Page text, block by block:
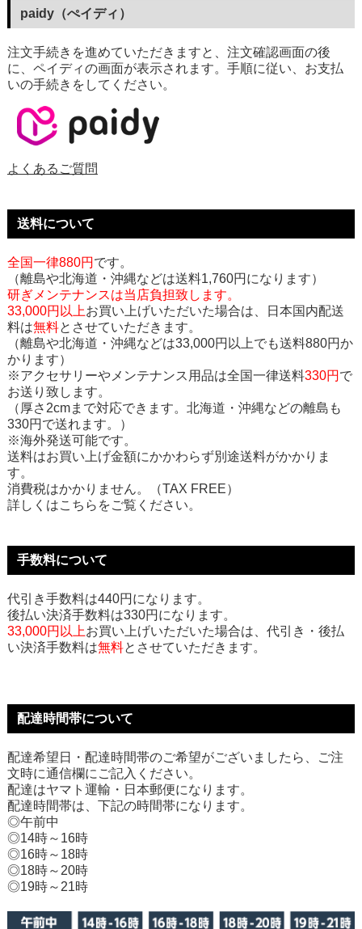
paidy（ぺイディ）
注文手続きを進めていただきますと、注文確認画面の後
に、ペイディの画面が表示されます。手順に従い、お支払
いの手続きをしてください。
よくあるご質問
送料について
全国一律880円 です。
（離島や北海道・沖縄などは送料1,760円になります）
研ぎメンテナンスは当店負担致します。
33,000円以上お買い上げいただいた場合は、日本国内配送
料は無料とさせていただきます。
（離島や北海道・沖縄などは33,000円以上でも送料880円か
かります）
※アクセサリーやメンテナンス用品は全国一律送料330円 で
お送り致します。
（厚さ2cmまで対応できます。北海道・沖縄などの離島も
330円で送れます。）
※海外発送可能です。
送料はお買い上げ金額にかかわらず別途送料がかかりま
す。
消費税はかかりません。（TAX FREE）
詳しくはこちらをご覧ください。
手数料について
代引き手数料は440円になります。
後払い決済手数料は330円になります。
33,000円以上お買い上げいただいた場合は、代引き・後払
い決済手数料は無料とさせていただきます。
配達時間帯について
配達希望日・配達時間帯のご希望がございましたら、ご注
文時に通信欄にご記入ください。
配達はヤマト運輸・日本郵便になります。
配達時間帯は、下記の時間帯になります。
◎午前中
◎14時～16時
◎16時～18時
◎18時～20時
◎19時～21時